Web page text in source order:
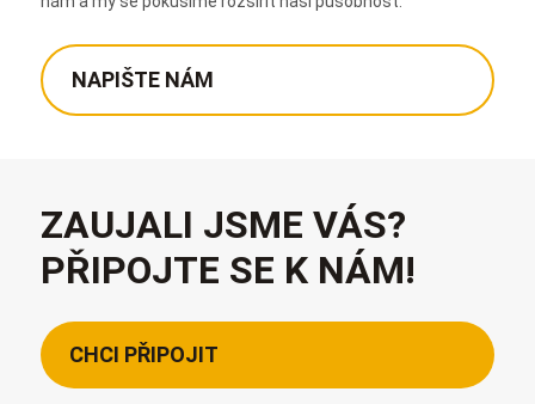
NAPIŠTE NÁM
ZAUJALI JSME VÁS?
PŘIPOJTE SE K NÁM!
CHCI PŘIPOJIT